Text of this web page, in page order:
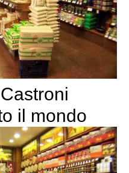
il mondo